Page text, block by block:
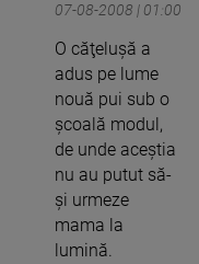
07-08-2008 | 01:00
O căţeluşă a
adus pe lume
nouă pui sub o
şcoală modul,
de unde aceştia
nu au putut să-
şi urmeze
mama la
lumină.